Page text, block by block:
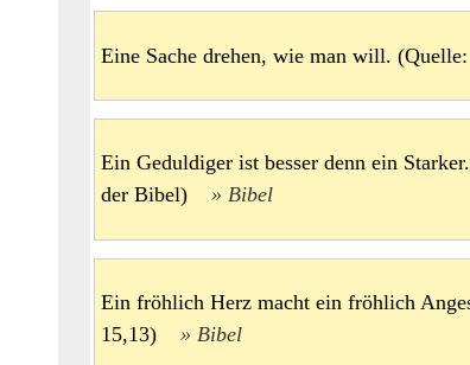
Eine Sache drehen, wie man will.
Ein Geduldiger ist besser denn ein
der Bibel)
Bibel
Ein fröhlich Herz macht ein fröhlich
15,13)
Bibel